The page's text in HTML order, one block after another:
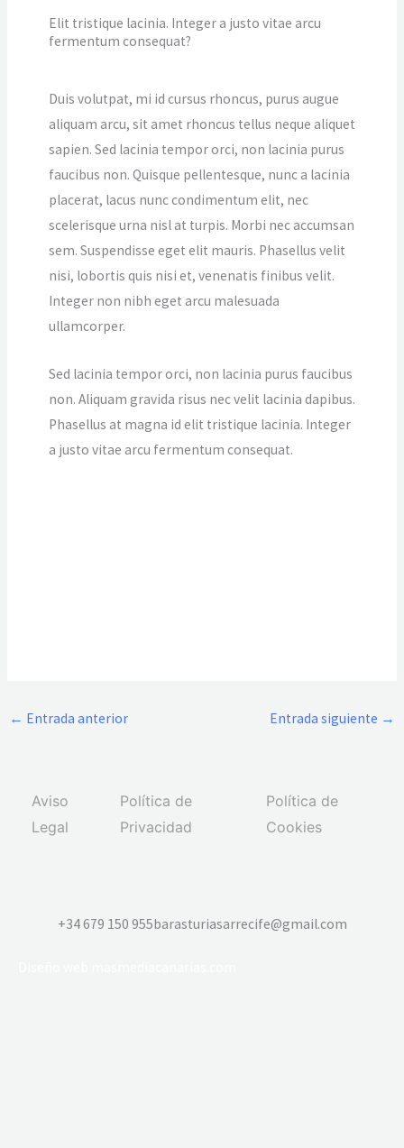
Elit tristique lacinia. Integer a justo vitae arcu
fermentum consequat?
Duis volutpat, mi id cursus rhoncus, purus augue
aliquam arcu, sit amet rhoncus tellus neque aliquet
sapien. Sed lacinia tempor orci, non lacinia purus
faucibus non. Quisque pellentesque, nunc a lacinia
placerat, lacus nunc condimentum elit, nec
scelerisque urna nisl at turpis. Morbi nec accumsan
sem. Suspendisse eget elit mauris. Phasellus velit
nisi, lobortis quis nisi et, venenatis finibus velit.
Integer non nibh eget arcu malesuada
ullamcorper.
Sed lacinia tempor orci, non lacinia purus faucibus
non. Aliquam gravida risus nec velit lacinia dapibus.
Phasellus at magna id elit tristique lacinia. Integer
a justo vitae arcu fermentum consequat.
← Entrada anterior Entrada siguiente →
Aviso
Legal
Política de
Privacidad
Política de
Cookies
+34 679 150 955barasturiasarrecife@gmail.com